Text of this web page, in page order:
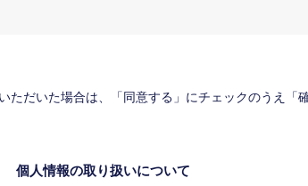
ただいた場合は、「同意する」にチェックのうえ「
個人情報の取り扱いについて